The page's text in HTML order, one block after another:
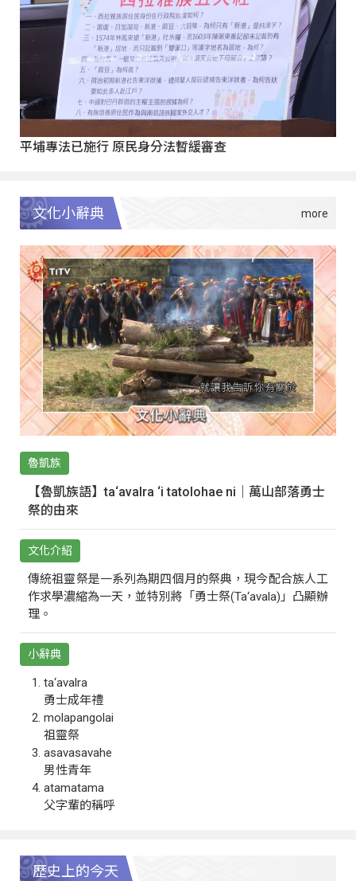
平埔專法已施行 原民身分法暫緩審查
文化小辭典
魯凱族
【魯凱族語】ta‘avalra ‘i tatolohae ni｜萬山部落勇士
祭的由來
文化介紹
傳統祖靈祭是一系列為期四個月的祭典，現今配合族人工
作求學濃縮為一天，並特別將「勇士祭(Ta‘avala)」凸顯辦
理。
小辭典
ta‘avalra
勇士成年禮
molapangolai
祖靈祭
asavasavahe
男性青年
atamatama
父字輩的稱呼
歷史上的今天